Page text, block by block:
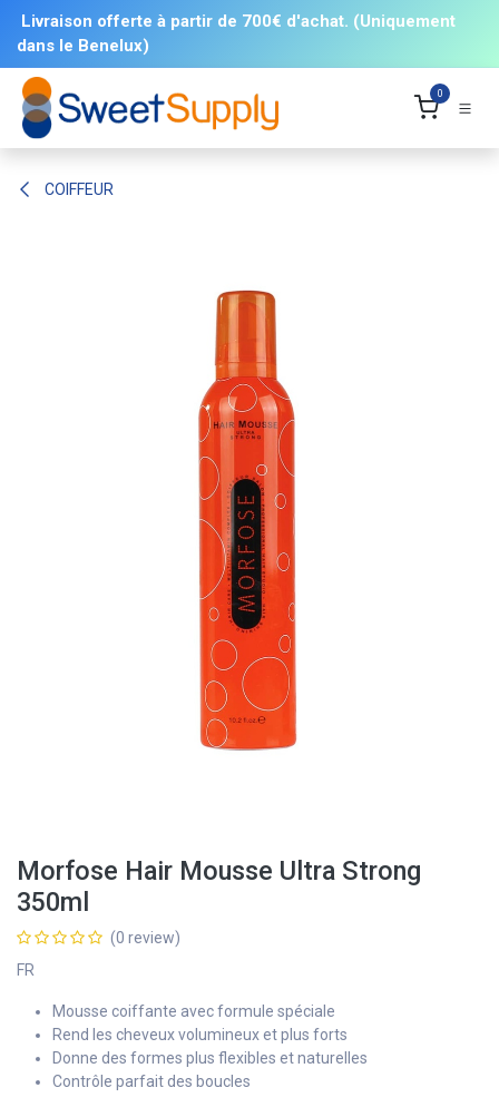
Livraison offerte à partir de 700€ d'achat. (Uniquement
dans le Benelux)
0
COIFFEUR
Morfose Hair Mousse Ultra Strong
350ml
(0 review)
FR
Mousse coiffante avec formule spéciale
Rend les cheveux volumineux et plus forts
Donne des formes plus flexibles et naturelles
Contrôle parfait des boucles